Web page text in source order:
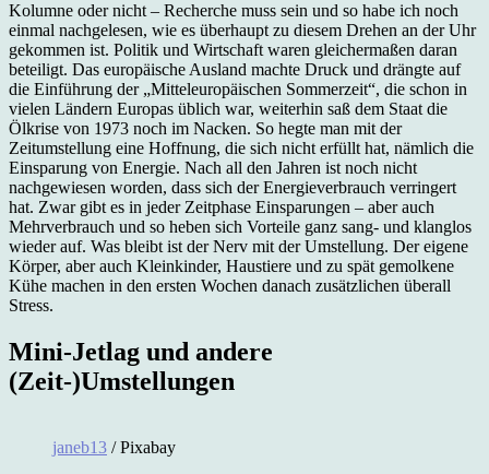
Kolumne oder nicht – Recherche muss sein und so habe ich noch
einmal nachgelesen, wie es überhaupt zu diesem Drehen an der Uhr
gekommen ist. Politik und Wirtschaft waren gleichermaßen daran
beteiligt. Das europäische Ausland machte Druck und drängte auf
die Einführung der „Mitteleuropäischen Sommerzeit“, die schon in
vielen Ländern Europas üblich war, weiterhin saß dem Staat die
Ölkrise von 1973 noch im Nacken. So hegte man mit der
Zeitumstellung eine Hoffnung, die sich nicht erfüllt hat, nämlich die
Einsparung von Energie. Nach all den Jahren ist noch nicht
nachgewiesen worden, dass sich der Energieverbrauch verringert
hat. Zwar gibt es in jeder Zeitphase Einsparungen – aber auch
Mehrverbrauch und so heben sich Vorteile ganz sang- und klanglos
wieder auf. Was bleibt ist der Nerv mit der Umstellung. Der eigene
Körper, aber auch Kleinkinder, Haustiere und zu spät gemolkene
Kühe machen in den ersten Wochen danach zusätzlichen überall
Stress.
Mini-Jetlag und andere
(Zeit-)Umstellungen
janeb13 / Pixabay